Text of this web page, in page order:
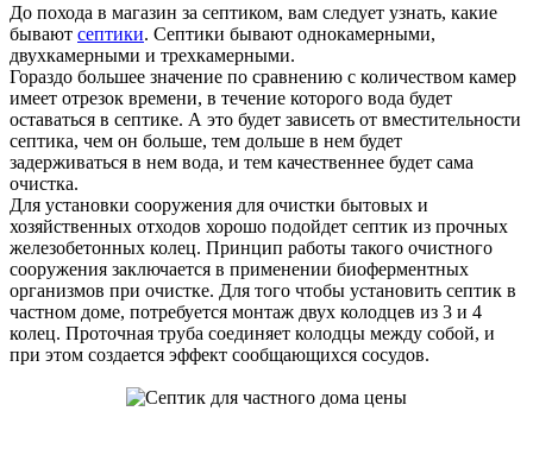
До похода в магазин за септиком, вам следует узнать, какие
бывают септики. Септики бывают однокамерными,
двухкамерными и трехкамерными.
Гораздо большее значение по сравнению с количеством камер
имеет отрезок времени, в течение которого вода будет
оставаться в септике. А это будет зависеть от вместительности
септика, чем он больше, тем дольше в нем будет
задерживаться в нем вода, и тем качественнее будет сама
очистка.
Для установки сооружения для очистки бытовых и
хозяйственных отходов хорошо подойдет септик из прочных
железобетонных колец. Принцип работы такого очистного
сооружения заключается в применении биоферментных
организмов при очистке. Для того чтобы установить септик в
частном доме, потребуется монтаж двух колодцев из 3 и 4
колец. Проточная труба соединяет колодцы между собой, и
при этом создается эффект сообщающихся сосудов.